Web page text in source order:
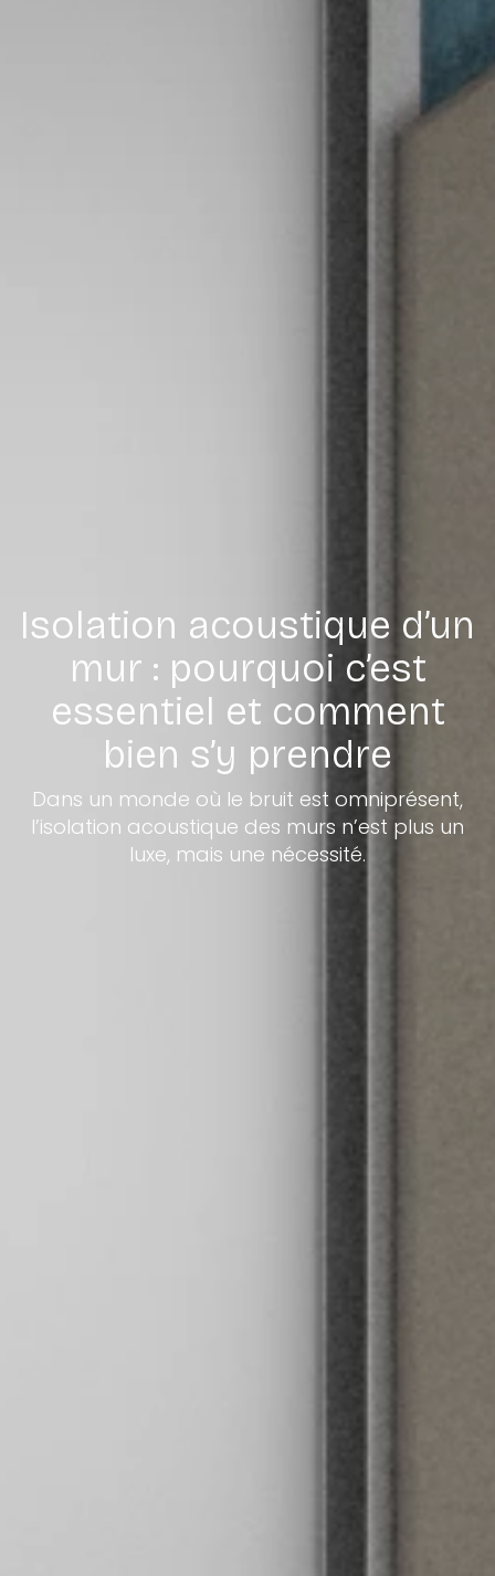
Isolation acoustique d’un
mur : pourquoi c’est
essentiel et comment
bien s’y prendre
Dans un monde où le bruit est omniprésent,
l’isolation acoustique des murs n’est plus un
luxe, mais une nécessité.